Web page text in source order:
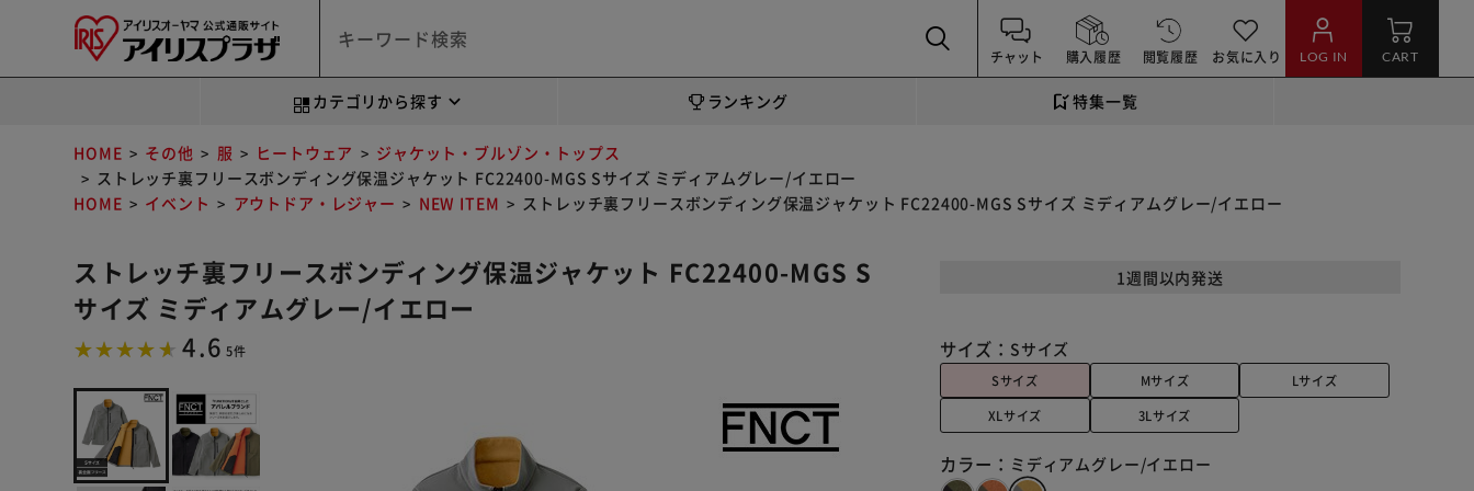
チャット 購入履歴 閲覧履歴 お気に入り LOG IN CART
カテゴリから探す ランキング 特集一覧
HOME その他 服 ヒートウェア
ジャケット・ブルゾン・トップス
ストレッチ裏フリースボンディング保温ジャケット FC22400-MGS Sサイズ ミディアムグレー/イエロー
HOME
イベント アウトドア・レジャー NEW ITEM ストレッチ裏フリースボンディング保温ジャケット FC22400-MGS Sサイズ ミディアムグレー/イエロー
ストレッチ裏フリースボンディング保温ジャケット FC22400-MGS S
サイズ ミディアムグレー/イエロー
4.6 5件
1週間以内発送
サイズ： Sサイズ
Sサイズ Mサイズ
Lサイズ
XLサイズ
3Lサイズ
カラー： ミディアムグレー/イエロー